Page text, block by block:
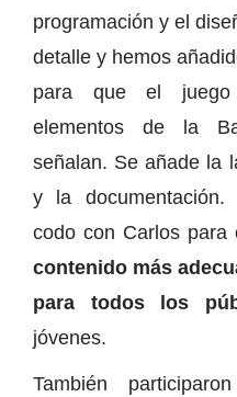
programación y el
detalle y hemos
para que el juego
elementos de la
señalan. Se añade la
y la documentación.
codo con Carlos para
contenido más
para todos los
jóvenes.
También